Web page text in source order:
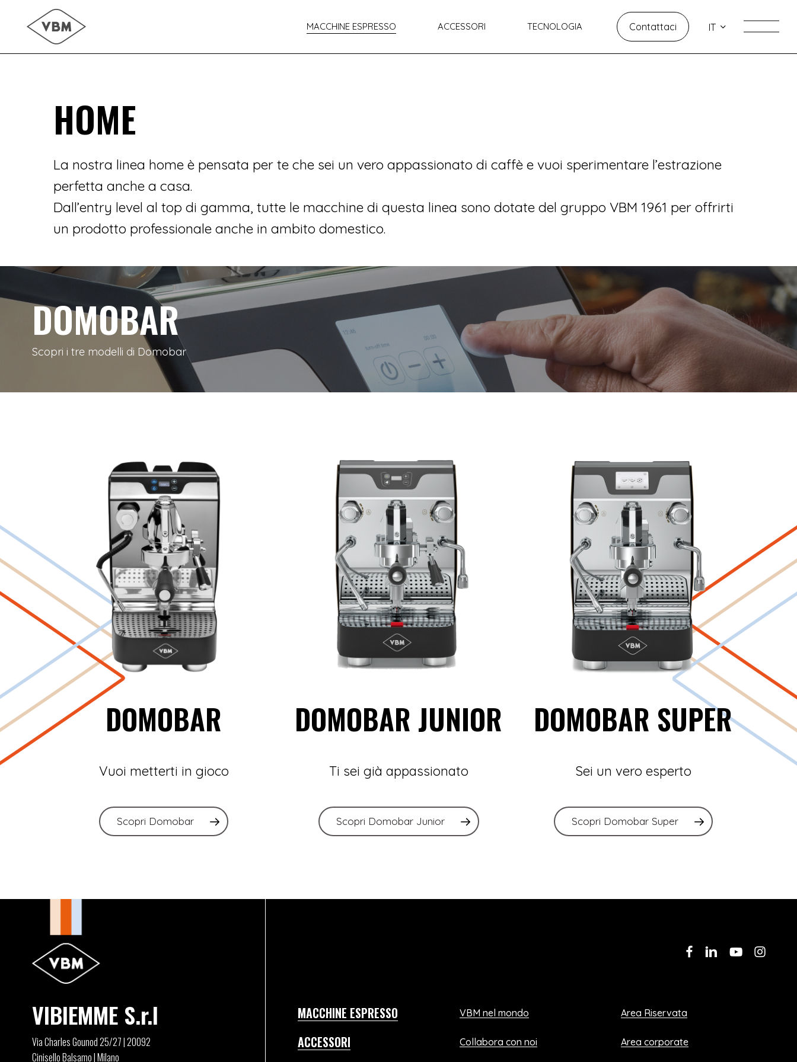
content
MACCHINE ESPRESSO ACCESSORI TECNOLOGIA Contattaci IT
HOME
La nostra linea home è pensata per te che sei un vero appassionato di caffè e vuoi sperimentare l’estrazione
perfetta anche a casa.
Dall’entry level al top di gamma, tutte le macchine di questa linea sono dotate del gruppo VBM 1961 per offrirti
un prodotto professionale anche in ambito domestico.
DOMOBAR
Scopri i tre modelli di Domobar
DOMOBAR
Vuoi metterti in gioco
Scopri Domobar
DOMOBAR JUNIOR
Ti sei già appassionato
Scopri Domobar Junior
DOMOBAR SUPER
Sei un vero esperto
Scopri Domobar Super
VIBIEMME S.r.l
Via Charles Gounod 25/27 | 20092
Cinisello Balsamo | Milano
facebook
linkedinyoutube
MACCHINE ESPRESSO
ACCESSORI
VBM nel mondo
Collabora con noi
Area Riservata
Area corporate